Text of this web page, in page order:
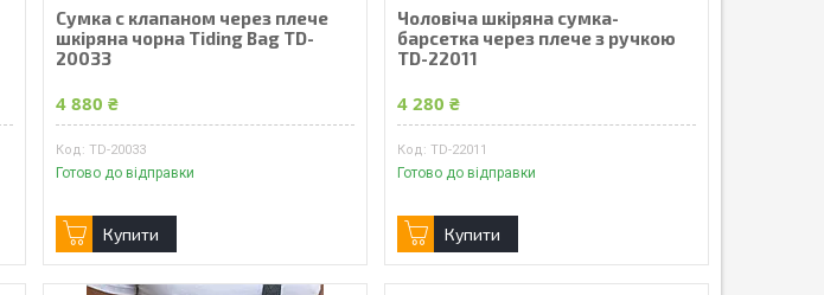
Сумка с клапаном через плече
шкіряна чорна Tiding Bag TD-
20033
4 880 ₴
TD-20033
Готово до відправки
Купити
Чоловіча шкіряна сумка-
барсетка через плече з ручкою
TD-22011
4 280 ₴
TD-22011
Готово до відправки
Купити